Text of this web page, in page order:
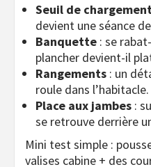
Seuil de
devient une séance
Banquette : se
plancher devient-il
Rangements : un
roule dans l’habitacle.
Place aux jambes :
se retrouve derrière
Mini test simple :
valises cabine + des